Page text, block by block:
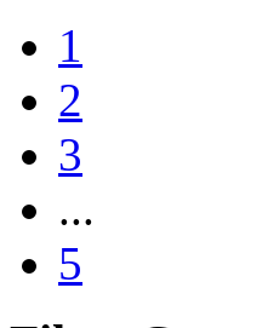
1
2
3
...
5